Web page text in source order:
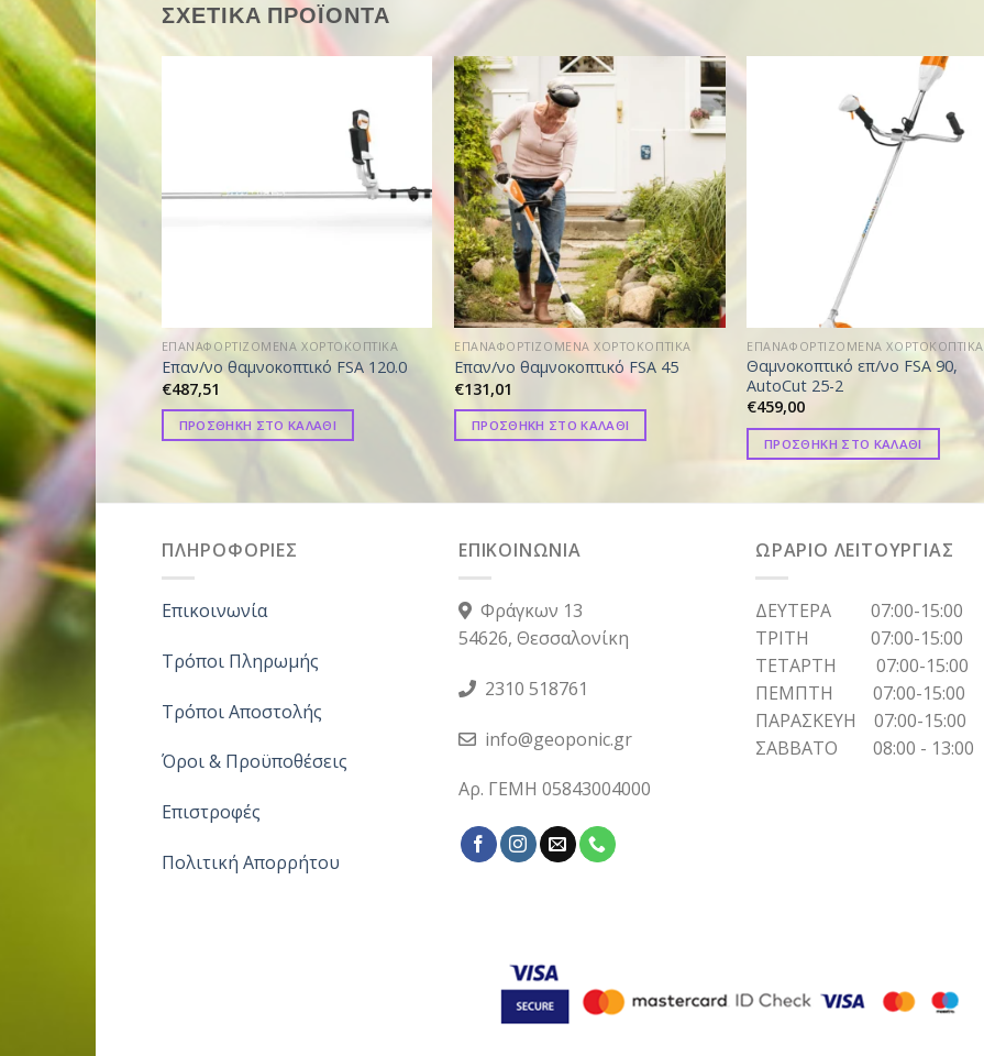
ΣΧΕΤΙΚΑ ΠΡΟΪΟΝΤΑ
ΕΠΑΝΑΦΟΡΤΙΖΟΜΕΝΑ ΧΟΡΤΟΚΟΠΤΙΚΑ
Επαν/νο θαμνοκοπτικό FSA 120.0
€487,51
ΠΡΟΣΘΗΚΗ ΣΤΟ ΚΑΛΑΘΙ
ΕΠΑΝΑΦΟΡΤΙΖΟΜΕΝΑ ΧΟΡΤΟΚΟΠΤΙΚΑ
Επαν/νο θαμνοκοπτικό FSA 45
€131,01
ΠΡΟΣΘΗΚΗ ΣΤΟ ΚΑΛΑΘΙ
ΕΠΑΝΑΦΟΡΤΙΖΟΜΕΝΑ ΧΟΡΤΟΚΟΠΤΙΚΑ
Θαμνοκοπτικό επ/νο FSA 90,
AutoCut 25-2
€459,00
ΠΡΟΣΘΗΚΗ ΣΤΟ ΚΑΛΑΘΙ
ΠΛΗΡΟΦΟΡΙΕΣ
Επικοινωνία
Τρόποι Πληρωμής
Τρόποι Αποστολής
Όροι & Προϋποθέσεις
Επιστροφές
Πολιτική Απορρήτου
ΕΠΙΚΟΙΝΩΝΙΑ
Φράγκων 13
54626, Θεσσαλονίκη
2310 518761
info@geoponic.gr
Αρ. ΓΕΜΗ 05843004000
ΩΡΑΡΙΟ ΛΕΙΤΟΥΡΓΙΑΣ
ΔΕΥΤΕΡΑ 07:00-15:00
ΤΡΙΤΗ 07:00-15:00
ΤΕΤΑΡΤΗ 07:00-15:00
ΠΕΜΠΤΗ 07:00-15:00
ΠΑΡΑΣΚΕΥΗ 07:00-15:00
ΣΑΒΒΑΤΟ 08:00 - 13:00